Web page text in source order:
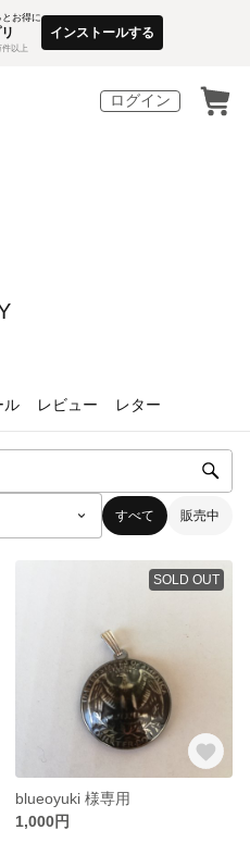
とお得に
件以上
インストールする
ログイン
ル レビュー レター
すべて 販売中
SOLD OUT
blueoyuki 様専用
1,000円